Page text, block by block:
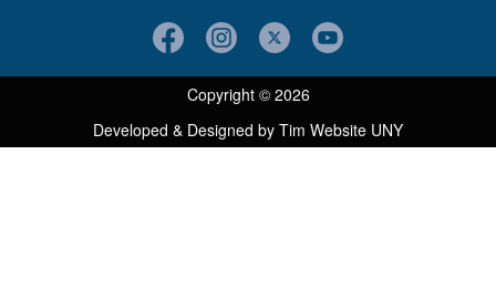
Copyright © 2026
Developed & Designed by Tim Website UNY